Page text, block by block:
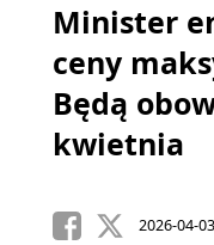
Minister
ceny
Będą
kwietnia
2026-04-